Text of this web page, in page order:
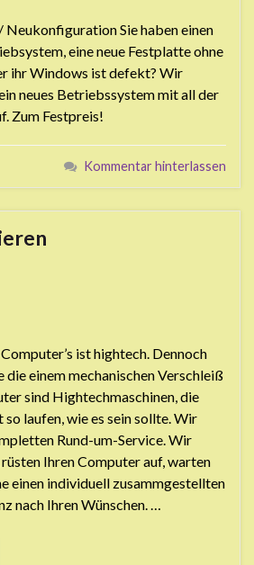
Sie haben einen
eine neue Festplatte ohne
ihr Windows ist defekt? Wir
neues Betriebssystem mit all der
Zum Festpreis!
Kommentar hinterlassen
ist hightech. Dennoch
die einem mechanischen Verschleiß
sind Hightechmaschinen, die
so laufen, wie es sein sollte. Wir
Rund-um-Service. Wir
Ihren Computer auf, warten
einen individuell zusammgestellten
nach Ihren Wünschen. …